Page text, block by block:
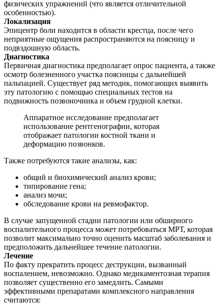
физических упражнений (что является отличительной
особенностью).
Локализация
Эпицентр боли находится в области крестца, после чего
неприятные ощущения распространяются на поясницу и
подвздошную область.
Диагностика
Первичная диагностика предполагает опрос пациента, а также
осмотр болезненного участка поясницы с дальнейшей
пальпацией. Существует ряд методик, помогающих выявить
эту патологию с помощью специальных тестов на
подвижность позвоночника и объем грудной клетки.
Аппаратное исследование предполагает
использование рентгенографии, которая
отображает патологии костной ткани и
деформацию позвонков.
Также потребуются такие анализы, как:
общий и биохимический анализ крови;
типирование гена;
анализ мочи;
обследование крови на ревмофактор.
В случае запущенной стадии патологии или обширного
воспалительного процесса может потребоваться МРТ, которая
позволит максимально точно оценить масштаб заболевания и
предположить дальнейшее течение патологии.
Лечение
По факту прекратить процесс деструкции, вызванный
воспалением, невозможно. Однако медикаментозная терапия
позволяет существенно его замедлить. Самыми
эффективными препаратами комплексного направления
считаются: